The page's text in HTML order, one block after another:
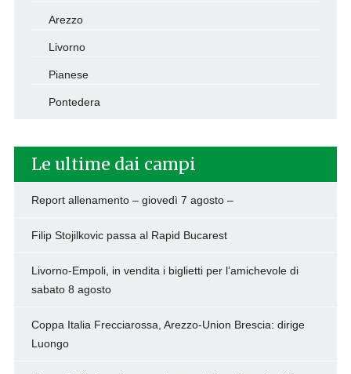
Arezzo
Livorno
Pianese
Pontedera
Le ultime dai campi
Report allenamento – giovedì 7 agosto –
Filip Stojilkovic passa al Rapid Bucarest
Livorno-Empoli, in vendita i biglietti per l’amichevole di
sabato 8 agosto
Coppa Italia Frecciarossa, Arezzo-Union Brescia: dirige
Luongo